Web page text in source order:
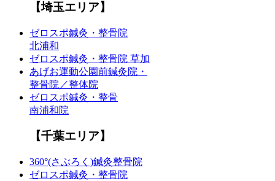
【埼玉エリア】
ゼロスポ鍼灸・整骨院
北浦和
ゼロスポ鍼灸・整骨院 草加
あげお運動公園前鍼灸院・
整骨院／整体院
ゼロスポ鍼灸・整骨
南浦和院
【千葉エリア】
360°(さぶろく)鍼灸整骨院
ゼロスポ鍼灸・整骨院